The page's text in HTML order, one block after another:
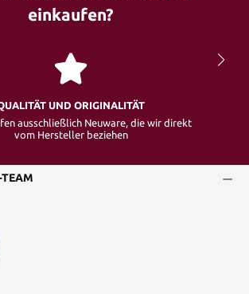
einkaufen?
UND ORIGINALITÄT
ausschließlich Neuware, die wir direkt
vom Hersteller beziehen
TEAM